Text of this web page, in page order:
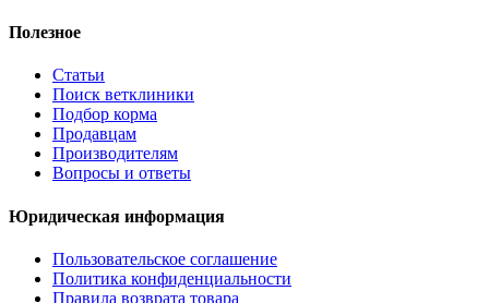
Полезное
Статьи
Поиск ветклиники
Подбор корма
Продавцам
Производителям
Вопросы и ответы
Юридическая информация
Пользовательское соглашение
Политика конфиденциальности
Правила возврата товара